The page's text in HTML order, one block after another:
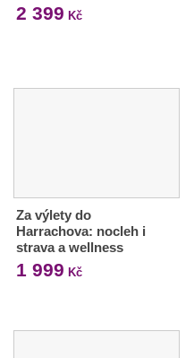
2 399 Kč
Za výlety do
Harrachova: nocleh i
strava a wellness
1 999 Kč